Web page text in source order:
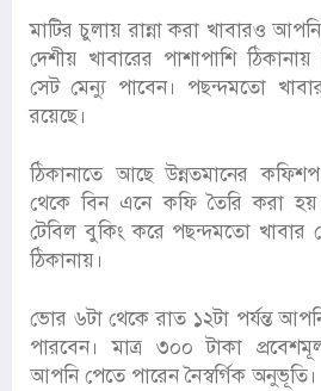
মাটির চুলায় রান্না করা খাবারও
দেশীয় খাবারের পাশাপাশি ঠিকানায়
সেট মেন্যু পাবেন। পছন্দমতো
রয়েছে।
ঠিকানাতে আছে উন্নতমানের
থেকে বিন এনে কফি তৈরি করা
টেবিল বুকিং করে পছন্দমতো
ঠিকানায়।
ভোর ৬টা থেকে রাত ১২টা পর্যন্ত
পারবেন। মাত্র ৩০০ টাকা
আপনি পেতে পারেন নৈস্বর্গিক অনুভূতি।